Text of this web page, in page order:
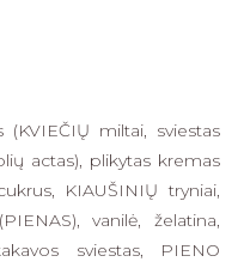
(KVIEČIŲ miltai, sviestas
actas), plikytas kremas
KIAUŠINIŲ tryniai,
vanilė, želatina,
sviestas, PIENO